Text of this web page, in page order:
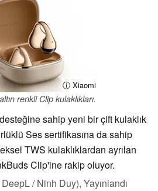
ⓘ Xiaomi
renkli Clip kulaklıkları.
sahip yeni bir çift kulaklık
Ses sertifikasına da sahip
TWS kulaklıklardan ayrılan
Clip'ine rakip oluyor.
DeepL / Ninh Duy), Yayınlandı